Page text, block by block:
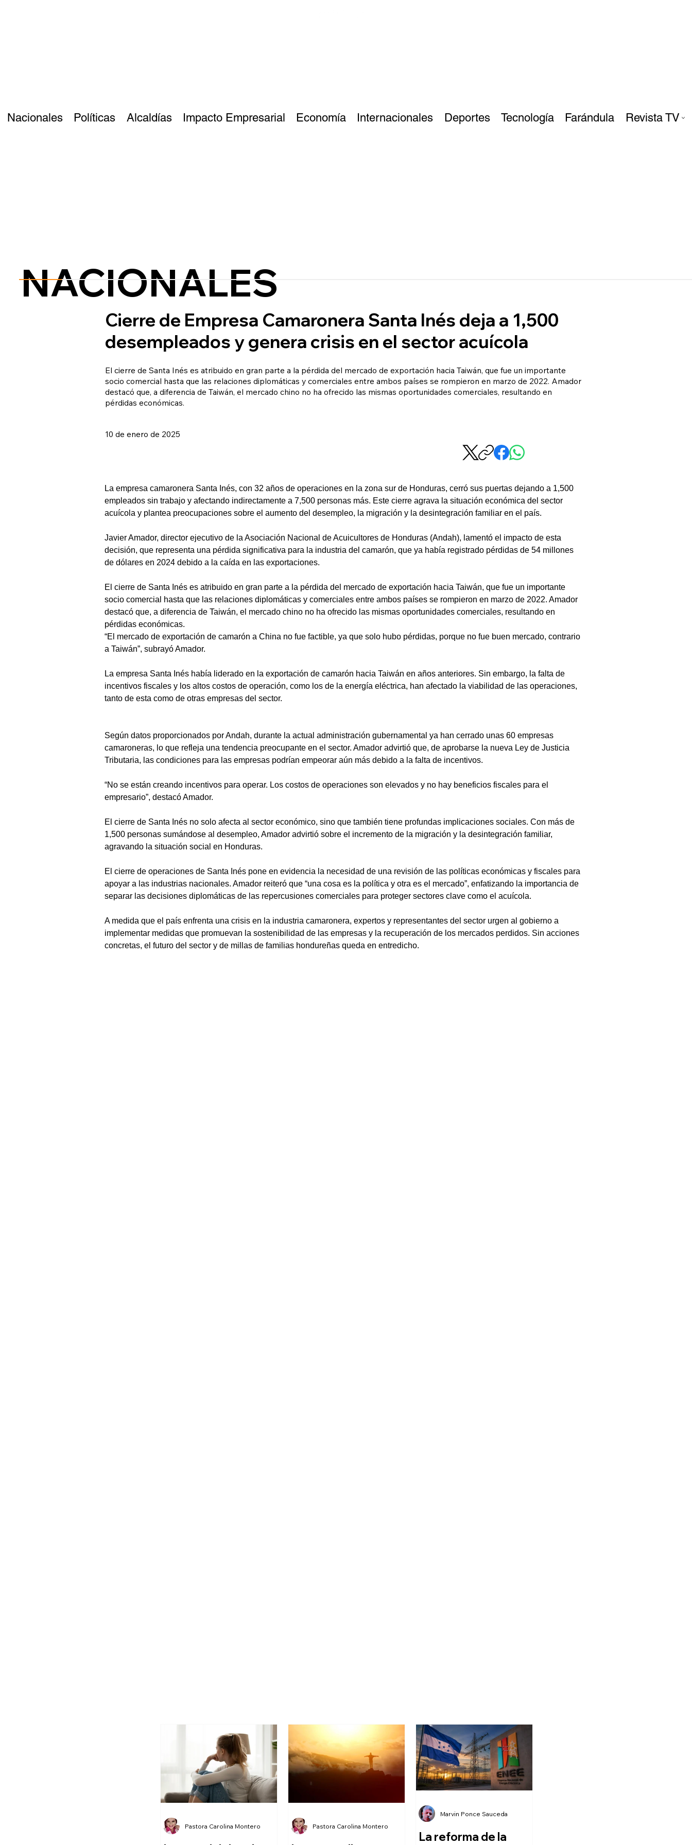
Nacionales Políticas Alcaldías Impacto Empresarial Economía Internacionales Deportes Tecnología Farándula Revista TV
NACIONALES
Cierre de Empresa Camaronera Santa Inés deja a 1,500
desempleados y genera crisis en el sector acuícola
El cierre de Santa Inés es atribuido en gran parte a la pérdida del mercado de exportación hacia Taiwán, que fue un importante
socio comercial hasta que las relaciones diplomáticas y comerciales entre ambos países se rompieron en marzo de 2022. Amador
destacó que, a diferencia de Taiwán, el mercado chino no ha ofrecido las mismas oportunidades comerciales, resultando en
pérdidas económicas.
10 de enero de 2025
La empresa camaronera Santa Inés, con 32 años de operaciones en la zona sur de Honduras, cerró sus puertas dejando a 1,500
empleados sin trabajo y afectando indirectamente a 7,500 personas más. Este cierre agrava la situación económica del sector
acuícola y plantea preocupaciones sobre el aumento del desempleo, la migración y la desintegración familiar en el país.
Javier Amador, director ejecutivo de la Asociación Nacional de Acuicultores de Honduras (Andah), lamentó el impacto de esta
decisión, que representa una pérdida significativa para la industria del camarón, que ya había registrado pérdidas de 54 millones
de dólares en 2024 debido a la caída en las exportaciones.
El cierre de Santa Inés es atribuido en gran parte a la pérdida del mercado de exportación hacia Taiwán, que fue un importante
socio comercial hasta que las relaciones diplomáticas y comerciales entre ambos países se rompieron en marzo de 2022. Amador
destacó que, a diferencia de Taiwán, el mercado chino no ha ofrecido las mismas oportunidades comerciales, resultando en
pérdidas económicas.
“El mercado de exportación de camarón a China no fue factible, ya que solo hubo pérdidas, porque no fue buen mercado, contrario
a Taiwán”, subrayó Amador.
La empresa Santa Inés había liderado en la exportación de camarón hacia Taiwán en años anteriores. Sin embargo, la falta de
incentivos fiscales y los altos costos de operación, como los de la energía eléctrica, han afectado la viabilidad de las operaciones,
tanto de esta como de otras empresas del sector.
Según datos proporcionados por Andah, durante la actual administración gubernamental ya han cerrado unas 60 empresas
camaroneras, lo que refleja una tendencia preocupante en el sector. Amador advirtió que, de aprobarse la nueva Ley de Justicia
Tributaria, las condiciones para las empresas podrían empeorar aún más debido a la falta de incentivos.
“No se están creando incentivos para operar. Los costos de operaciones son elevados y no hay beneficios fiscales para el
empresario”, destacó Amador.
El cierre de Santa Inés no solo afecta al sector económico, sino que también tiene profundas implicaciones sociales. Con más de
1,500 personas sumándose al desempleo, Amador advirtió sobre el incremento de la migración y la desintegración familiar,
agravando la situación social en Honduras.
El cierre de operaciones de Santa Inés pone en evidencia la necesidad de una revisión de las políticas económicas y fiscales para
apoyar a las industrias nacionales. Amador reiteró que “una cosa es la política y otra es el mercado”, enfatizando la importancia de
separar las decisiones diplomáticas de las repercusiones comerciales para proteger sectores clave como el acuícola.
A medida que el país enfrenta una crisis en la industria camaronera, expertos y representantes del sector urgen al gobierno a
implementar medidas que promuevan la sostenibilidad de las empresas y la recuperación de los mercados perdidos. Sin acciones
concretas, el futuro del sector y de millas de familias hondureñas queda en entredicho.
Pastora Carolina Montero Pastora Carolina Montero
La reforma de la
Marvin Ponce Sauceda